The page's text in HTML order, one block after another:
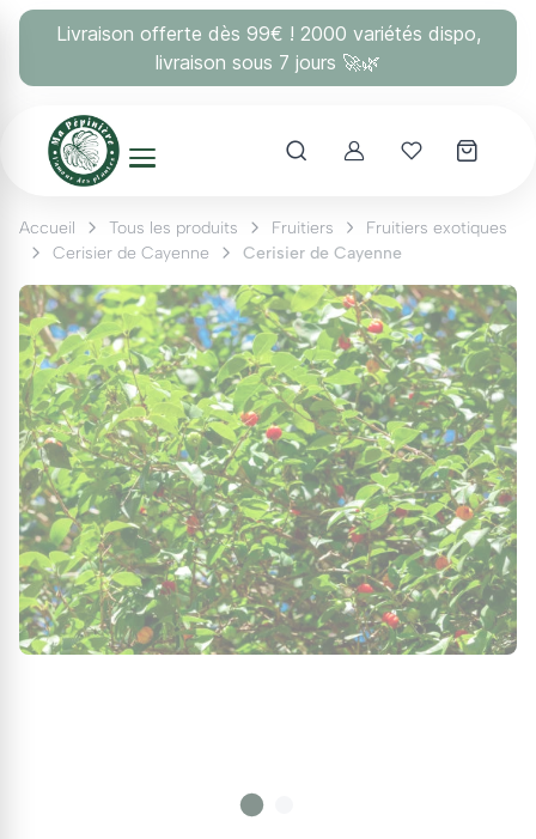
Livraison offerte dès 99€ ! 2000 variétés dispo,
livraison sous 7 jours 🚀🌿
AccountMes coups
Accueil Tous les produits Fruitiers
Fruitiers exotiques
Cerisier de Cayenne
Cerisier de Cayenne
Panneau de gestion des cookies